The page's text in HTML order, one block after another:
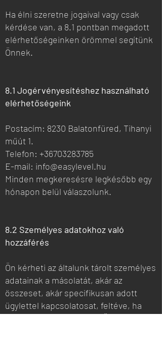
Ha élni szeretne jogaival vagy csak
kérdése van, a 8.1 pontban megadott
elérhetőségeinken örömmel segítünk
Önnek.
8.1 Jogérvényesítéshez használható
elérhetőségeink
Postacím: 8230 Balatonfüred, Tihanyi
műút 1.
Telefon: +36703283785
E-mail: info@easylevel.hu
Minden megkeresésre legkésőbb egy
hónapon belül válaszolunk.
8.2 Személyes adatokhoz való
hozzáférés
Ön kérheti az általunk tárolt személyes
adatainak a másolatát, akár az
összeset, akár specifikusan adott
ügylettel kapcsolatosat, feltéve, ha